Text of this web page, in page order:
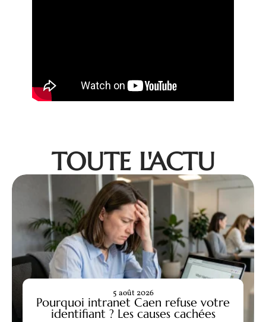
TOUTE L'ACTU
Pourquoi intranet Caen refuse votre
identifiant ? Les causes cachées
5 août 2026